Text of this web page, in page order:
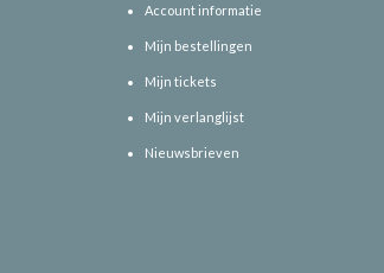
Account informatie
Mijn bestellingen
Mijn tickets
Mijn verlanglijst
Nieuwsbrieven